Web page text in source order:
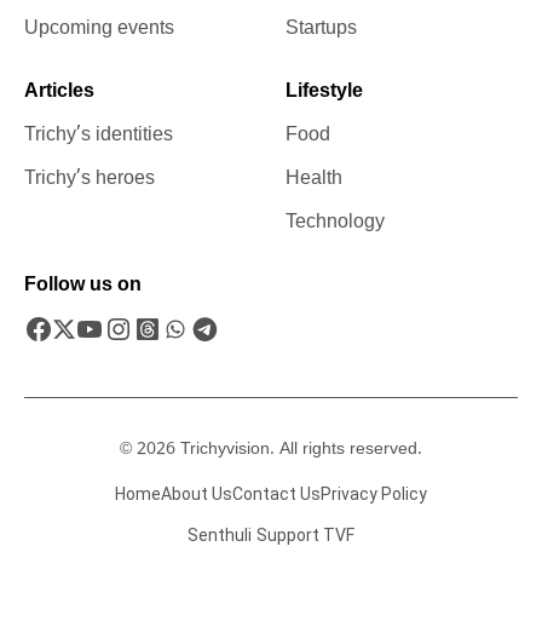
Upcoming events
Startups
Articles
Trichy’s identities
Trichy’s heroes
Lifestyle
Food
Health
Technology
Follow us on
© 2026 Trichyvision. All rights reserved.
HomeAbout UsContact UsPrivacy Policy
Senthuli Support TVF